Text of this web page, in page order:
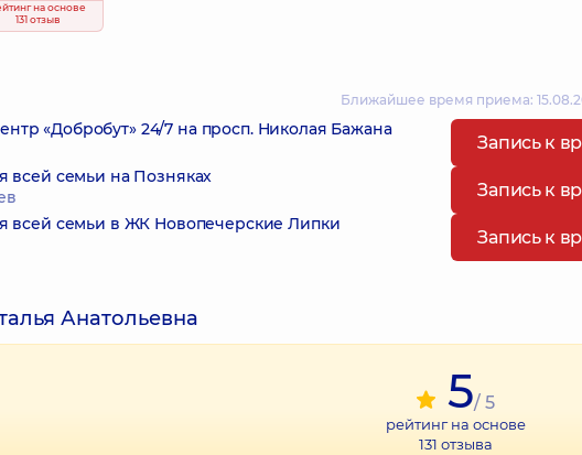
на основе
131 отзыв
Ближайшее время приема:
«Добробут» 24/7 на просп. Николая Бажана
Запись к
всей семьи на Позняках
Запись к
всей семьи в ЖК Новопечерские Липки
Запись к
Анатольевна
5/ 5
рейтинг на основе
131 отзыва